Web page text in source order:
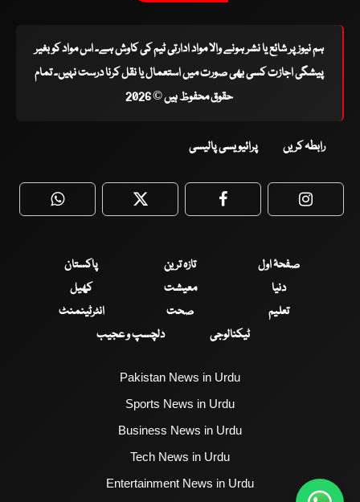
ہم نیوز پر شائع یا نشر ہونے والا مواد ادارتی ٹیم کی کاوش ہے۔ اس مواد کو بغیر
پیشگی اجازت کسی بھی صورت میں استعمال یا نقل کرنا درست نہیں۔ تمام
حقوق محفوظ ہیں © 2026
رابطہ کریں پرائیویسی پالیسی
WhatsApp Twitter Facebook
صفحۂ اول تازہ ترین
پاکستان
دنیا
معیشت
کھیل
تعلیم
صحت
انٹرٹینمنٹ
ٹیکنالوجی
دلچسپ و عجیب
Pakistan News in Urdu
Sports News in Urdu
Business News in Urdu
Tech News in Urdu
Entertainment News in Urdu